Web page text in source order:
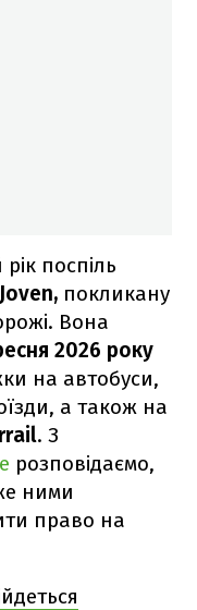
поспіль
покликану
Вона
2026 року
на автобуси,
а також на
. З
розповідаємо,
ними
право на